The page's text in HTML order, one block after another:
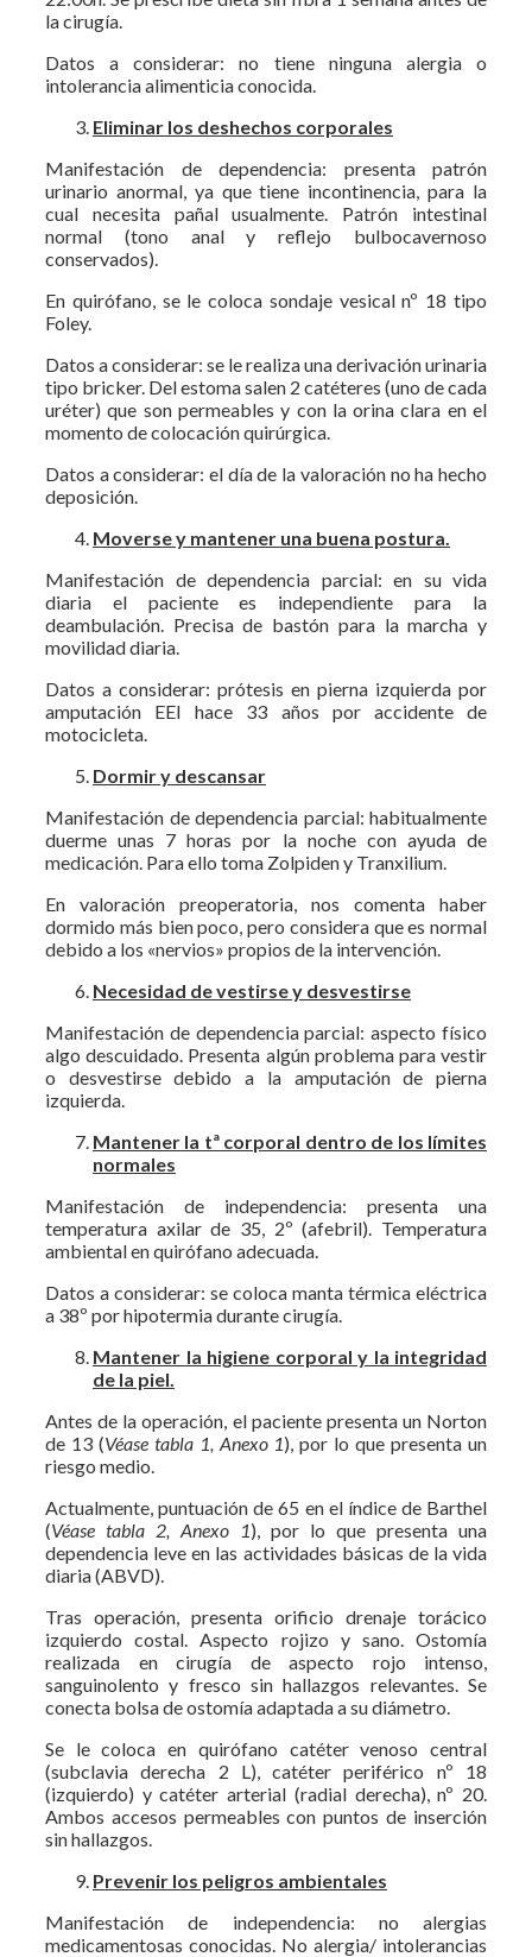
la cirugía.
Datos a considerar: no tiene ninguna alergia o
intolerancia alimenticia conocida.
Eliminar los deshechos corporales
Manifestación de dependencia: presenta patrón
urinario anormal, ya que tiene incontinencia, para la
cual necesita pañal usualmente. Patrón intestinal
normal (tono anal y reflejo bulbocavernoso
conservados).
En quirófano, se le coloca sondaje vesical nº 18 tipo
Foley.
Datos a considerar: se le realiza una derivación urinaria
tipo bricker. Del estoma salen 2 catéteres (uno de cada
uréter) que son permeables y con la orina clara en el
momento de colocación quirúrgica.
Datos a considerar: el día de la valoración no ha hecho
deposición.
Moverse y mantener una buena postura.
Manifestación de dependencia parcial: en su vida
diaria el paciente es independiente para la
deambulación. Precisa de bastón para la marcha y
movilidad diaria.
Datos a considerar: prótesis en pierna izquierda por
amputación EEI hace 33 años por accidente de
motocicleta.
Dormir y descansar
Manifestación de dependencia parcial: habitualmente
duerme unas 7 horas por la noche con ayuda de
medicación. Para ello toma Zolpiden y Tranxilium.
En valoración preoperatoria, nos comenta haber
dormido más bien poco, pero considera que es normal
debido a los «nervios» propios de la intervención.
Necesidad de vestirse y desvestirse
Manifestación de dependencia parcial: aspecto físico
algo descuidado. Presenta algún problema para vestir
o desvestirse debido a la amputación de pierna
izquierda.
Mantener la tª corporal dentro de los límites
normales
Manifestación de independencia: presenta una
temperatura axilar de 35, 2º (afebril). Temperatura
ambiental en quirófano adecuada.
Datos a considerar: se coloca manta térmica eléctrica
a 38º por hipotermia durante cirugía.
Mantener la higiene corporal y la integridad
de la piel.
Antes de la operación, el paciente presenta un Norton
de 13 (Véase tabla 1, Anexo 1), por lo que presenta un
riesgo medio.
Actualmente, puntuación de 65 en el índice de Barthel
(Véase tabla 2, Anexo 1), por lo que presenta una
dependencia leve en las actividades básicas de la vida
diaria (ABVD).
Tras operación, presenta orificio drenaje torácico
izquierdo costal. Aspecto rojizo y sano. Ostomía
realizada en cirugía de aspecto rojo intenso,
sanguinolento y fresco sin hallazgos relevantes. Se
conecta bolsa de ostomía adaptada a su diámetro.
Se le coloca en quirófano catéter venoso central
(subclavia derecha 2 L), catéter periférico nº 18
(izquierdo) y catéter arterial (radial derecha), nº 20.
Ambos accesos permeables con puntos de inserción
sin hallazgos.
Prevenir los peligros ambientales
Manifestación de independencia: no alergias
medicamentosas conocidas. No alergia/ intolerancias